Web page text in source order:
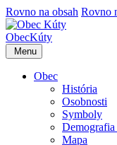
Rovno na obsah Rovno
ObecKúty
Menu
Obec
História
Osobnosti
Symboly
Mapa